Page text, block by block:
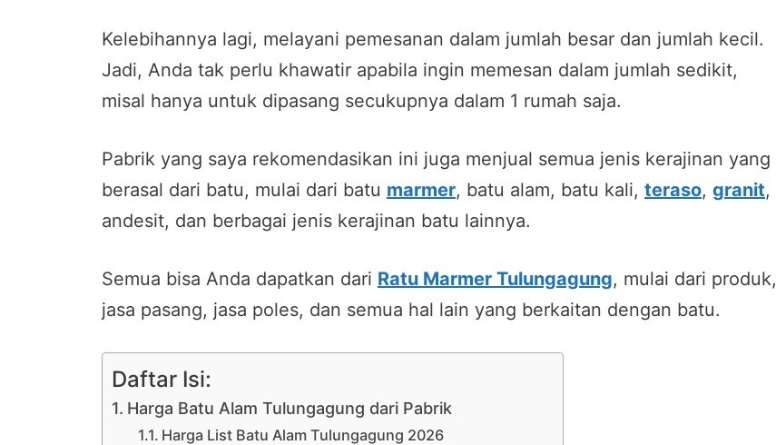
Kelebihannya lagi, melayani pemesanan dalam jumlah besar dan jumlah kecil.
Jadi, Anda tak perlu khawatir apabila ingin memesan dalam jumlah sedikit,
misal hanya untuk dipasang secukupnya dalam 1 rumah saja.
Pabrik yang saya rekomendasikan ini juga menjual semua jenis kerajinan yang
berasal dari batu, mulai dari batu marmer, batu alam, batu kali, teraso, granit,
andesit, dan berbagai jenis kerajinan batu lainnya.
Semua bisa Anda dapatkan dari Ratu Marmer Tulungagung, mulai dari produk,
jasa pasang, jasa poles, dan semua hal lain yang berkaitan dengan batu.
Daftar Isi:
Harga Batu Alam Tulungagung dari Pabrik
Harga List Batu Alam Tulungagung 2026